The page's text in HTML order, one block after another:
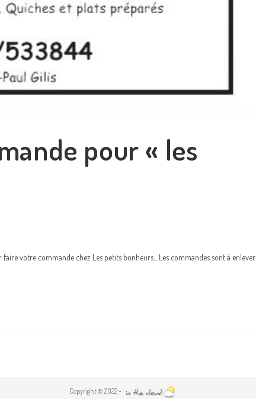
pour « les
votre commande chez Les petits bonheurs... Les commandes sont à enlever
Copyright © 2022 -